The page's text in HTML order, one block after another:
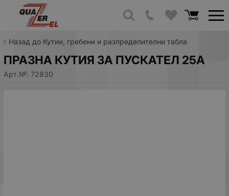
Назад до Кутии, гребени и разпределителни табла
ПРАЗНА КУТИЯ ЗА ПУСКАТЕЛ 25А
Арт.№: 72830